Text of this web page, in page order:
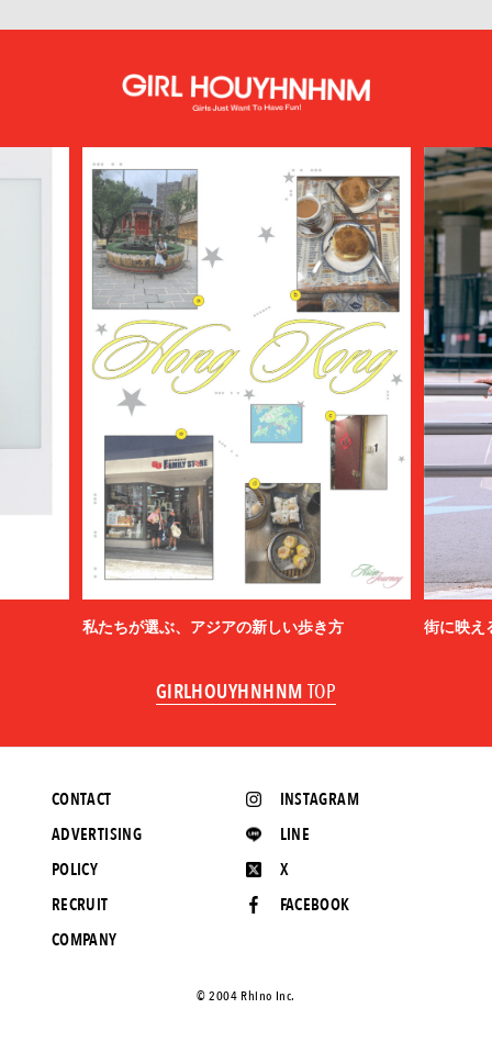
私たちが選ぶ、アジアの新しい歩き方 街に映え
GIRLHOUYHNHNM TOP
INSTAGRAM
LINE
X
FACEBOOK
CONTACT
ADVERTISING
POLICY
RECRUIT
COMPANY
©️ 2004 Rhino Inc.